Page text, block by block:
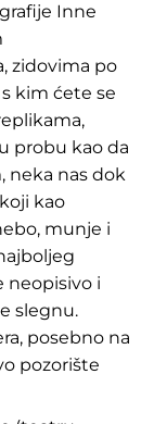
Inne
zidovima po
kim ćete se
probu kao da
neka nas dok
kao
munje i
neopisivo i
slegnu.
posebno na
pozorište